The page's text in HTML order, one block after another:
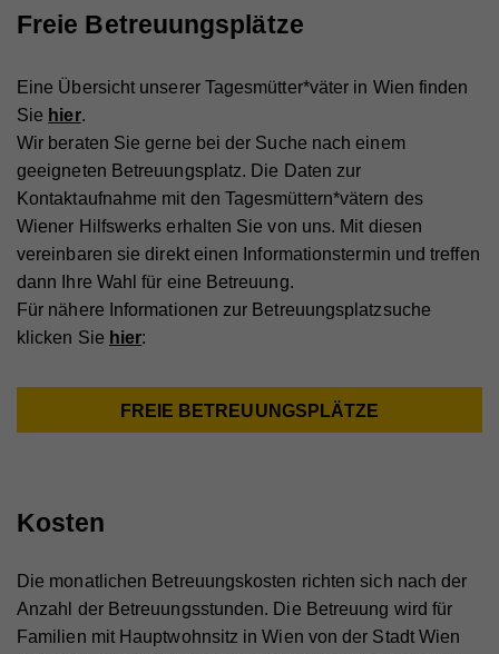
Freie Betreuungsplätze
Eine Übersicht unserer Tagesmütter*väter in Wien finden
Sie hier.
Wir beraten Sie gerne bei der Suche nach einem
geeigneten Betreuungsplatz. Die Daten zur
Kontaktaufnahme mit den Tagesmüttern*vätern des
Wiener Hilfswerks erhalten Sie von uns. Mit diesen
vereinbaren sie direkt einen Informationstermin und treffen
dann Ihre Wahl für eine Betreuung.
Für nähere Informationen zur Betreuungsplatzsuche
klicken Sie hier:
FREIE BETREUUNGSPLÄTZE
Kosten
Die monatlichen Betreuungskosten richten sich nach der
Anzahl der Betreuungsstunden. Die Betreuung wird für
Familien mit Hauptwohnsitz in Wien von der Stadt Wien